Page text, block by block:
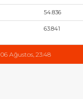
54.836
63.841
06 Ağustos, 23:48